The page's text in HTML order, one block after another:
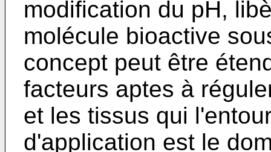
modification du pH,
molécule bioactive
concept peut être
facteurs aptes à
et les tissus qui
d'application est le